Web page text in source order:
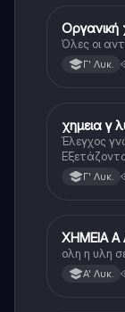
Χημεία
Οργανική
Όλες οι
Γ' Λυκ.
Χημεία
χημεια γ
Έλεγχος
Γ' Λυκ.
Χημεία
ΧΗΜΕΙΑ Α
ολη η υλη
Α' Λυκ.